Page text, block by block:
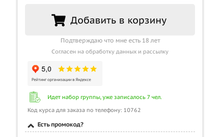
Добавить в корзину
Подтверждаю что мне есть 18 лет
Согласен на обработку данных и рассылку
Идет набор группы, уже записалось 7 чел.
Код курса для заказа по телефону: 10762
Есть промокод?